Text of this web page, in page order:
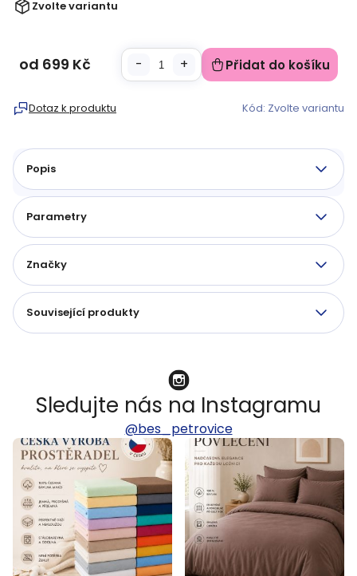
Zvolte variantu
Dotaz k produktu Kód: Zvolte variantu
od 699 Kč Přidat do košíku
Popis
Parametry
Značky
Související produkty
Sledujte nás na Instagramu
@bes_petrovice